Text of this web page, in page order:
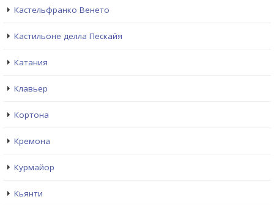
Кастельфранко Венето
Кастильоне делла Пескайя
Катания
Клавьер
Кортона
Кремона
Курмайор
Кьянти